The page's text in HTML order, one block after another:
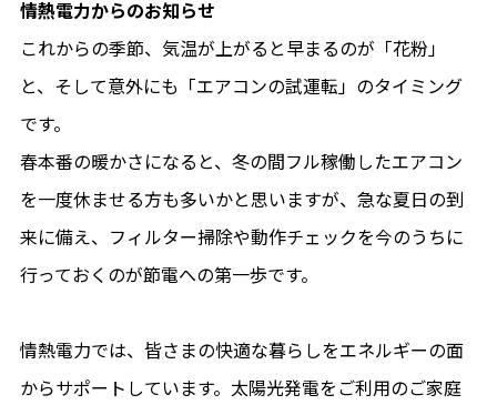
情熱電力からのお知らせ
これからの季節、気温が上がると早まるのが「花粉」
と、そして意外にも「エアコンの試運転」のタイミング
です。
春本番の暖かさになると、冬の間フル稼働したエアコン
を一度休ませる方も多いかと思いますが、急な夏日の到
来に備え、フィルター掃除や動作チェックを今のうちに
行っておくのが節電への第一歩です。
情熱電力では、皆さまの快適な暮らしをエネルギーの面
からサポートしています。太陽光発電をご利用のご家庭